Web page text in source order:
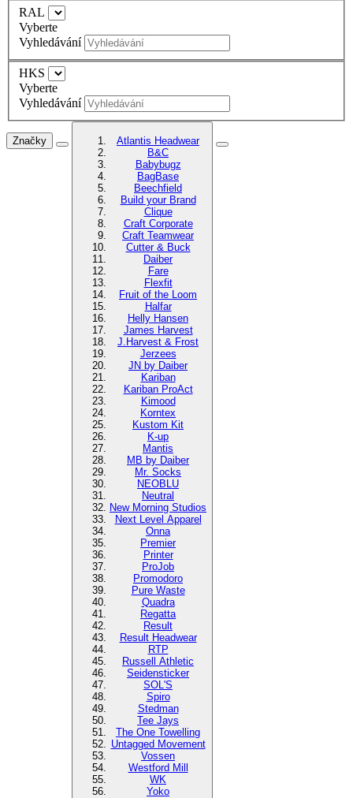
RAL
Vyberte
Vyhledávání
HKS
Vyberte
Vyhledávání
Značky
Atlantis Headwear
B&C
Babybugz
BagBase
Beechfield
Build your Brand
Clique
Craft Corporate
Craft Teamwear
Cutter & Buck
Daiber
Fare
Flexfit
Fruit of the Loom
Halfar
Helly Hansen
James Harvest
J.Harvest & Frost
Jerzees
JN by Daiber
Kariban
Kariban ProAct
Kimood
Korntex
Kustom Kit
K-up
Mantis
MB by Daiber
Mr. Socks
NEOBLU
Neutral
New Morning Studios
Next Level Apparel
Onna
Premier
Printer
ProJob
Promodoro
Pure Waste
Quadra
Regatta
Result
Result Headwear
RTP
Russell Athletic
Seidensticker
SOL'S
Spiro
Stedman
Tee Jays
The One Towelling
Untagged Movement
Vossen
Westford Mill
WK
Yoko